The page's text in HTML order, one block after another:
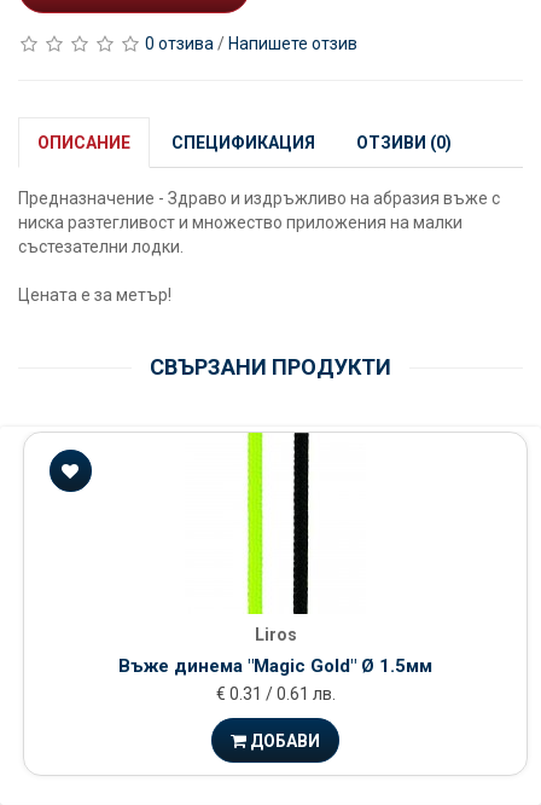
0 отзива / Напишете отзив
ОПИСАНИЕ СПЕЦИФИКАЦИЯ ОТЗИВИ (0)
Предназначение - Здраво и издръжливо на абразия въже с
ниска разтегливост и множество приложения на малки
състезателни лодки.
Цената е за метър!
СВЪРЗАНИ ПРОДУКТИ
Liros
Въже динема "Magic Gold" Ø 1.5мм
€ 0.31 / 0.61 лв.
ДОБАВИ